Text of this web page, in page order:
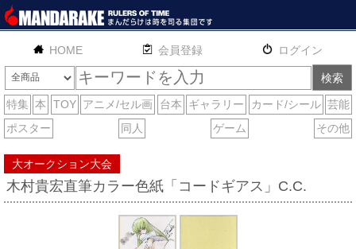
HOME English 通販 サイトマップ お問い合わせ
大オークション大会
木村貴宏直筆カラー色紙「コードギアス」C.C.